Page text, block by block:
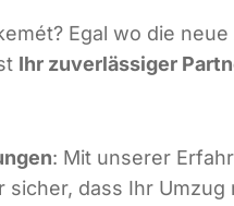
Egal wo die
Ihr zuverlässiger
: Mit unserer
dass Ihr Umzug